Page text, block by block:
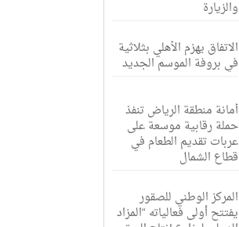
والزيارة
الاتفاق يهزم الأهلي بثلاثية
في بروفة الموسم الجديد
أمانة منطقة الرياض تنفذ
حملة رقابية موسعة على
عربات تقديم الطعام في
قطاع الشمال
المركز الوطني للصقور
يفتتح أولى فعالياته “المزاد